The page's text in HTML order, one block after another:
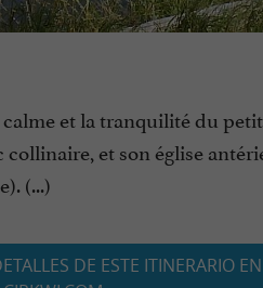
et la tranquilité du petit
collinaire, et son église
(...)
DE ESTE ITINERARIO EN